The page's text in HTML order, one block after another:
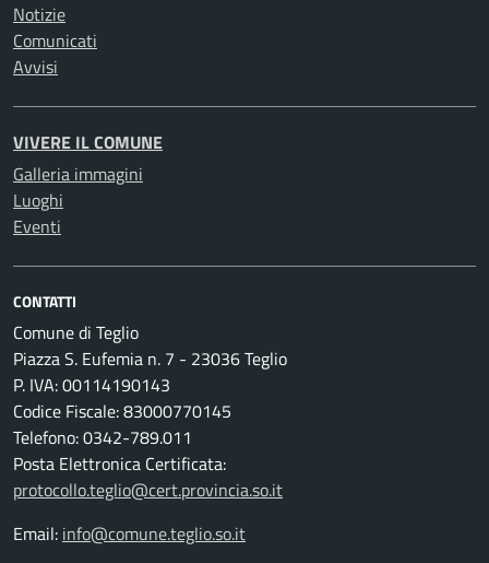
Notizie
Comunicati
Avvisi
VIVERE IL COMUNE
Galleria immagini
Luoghi
Eventi
CONTATTI
Comune di Teglio
Piazza S. Eufemia n. 7 - 23036 Teglio
P. IVA: 00114190143
Codice Fiscale: 83000770145
Telefono: 0342-789.011
Posta Elettronica Certificata:
protocollo.teglio@cert.provincia.so.it
Email: info@comune.teglio.so.it